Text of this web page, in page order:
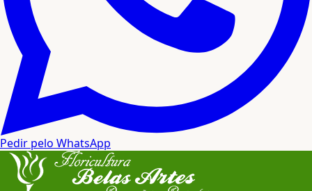
Pedir pelo WhatsApp